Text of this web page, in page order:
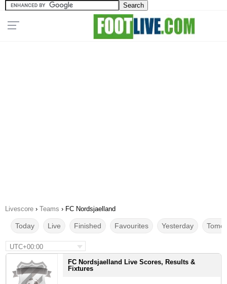
Livescore › Teams › FC Nordsjaelland
Today Live Finished Favourites Yesterday
UTC+00:00
FC Nordsjaelland Live Scores, Results &
Fixtures